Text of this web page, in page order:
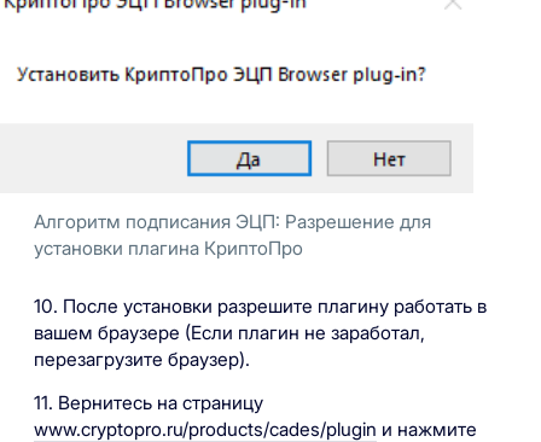
Алгоритм подписания ЭЦП: Разрешение для
установки плагина КриптоПро
10. После установки разрешите плагину работать в
вашем браузере (Если плагин не заработал,
перезагрузите браузер).
11. Вернитесь на страницу
www.cryptopro.ru/products/cades/plugin и нажмите